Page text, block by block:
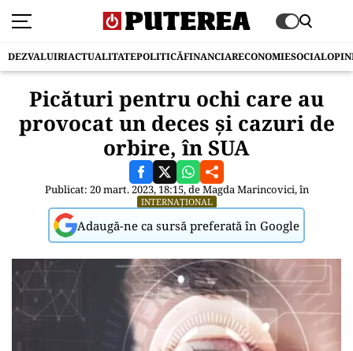
DEZVALUIRIACTUALITATEPOLITICĂFINANCIARECONOMIESOCIAL
Picături pentru ochi care au
provocat un deces și cazuri de
orbire, în SUA
Publicat: 20 mart. 2023, 18:15, deMagda Marincovici, în
INTERNAȚIONAL
Adaugă-ne ca sursă preferată în Google